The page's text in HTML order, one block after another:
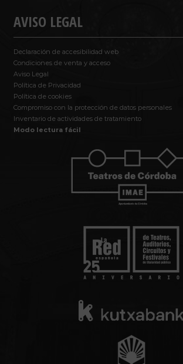
AVISO LEGAL
Declaración de accesibilidad web
Condiciones de venta y acceso
Aviso Legal
Política de Privacidad
Política de cookies
Compromiso con la protección de datos personales
Inventario de actividades de tratamiento
Modo lectura fácil